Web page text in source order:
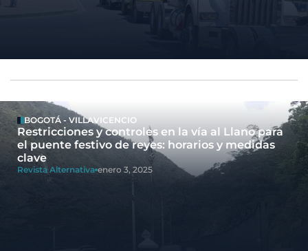
BOGOTÁ - VILLAVICENCIO
Restricciones y controles en la vía al Llano para
el puente festivo de reyes: horarios y medidas
clave
Revista Alternativa enero 3, 2025